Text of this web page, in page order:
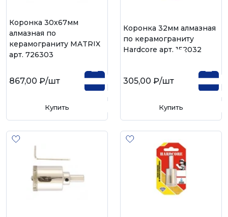
Коронка 30х67мм
алмазная по
керамограниту MATRIX
арт. 726303
867,00 ₽/шт
Купить
Коронка 32мм алмазная
по керамограниту
Hardcore арт. 152032
305,00 ₽/шт
Купить